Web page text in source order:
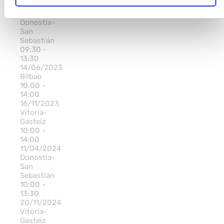
13:30
Donostia-
San
Sebastián
09:30 -
13:30
14/06/2023
Bilbao
10:00 -
14:00
16/11/2023
Vitoria-
Gasteiz
10:00 -
14:00
11/04/2024
Donostia-
San
Sebastián
10:00 -
13:30
20/11/2024
Vitoria-
Gasteiz